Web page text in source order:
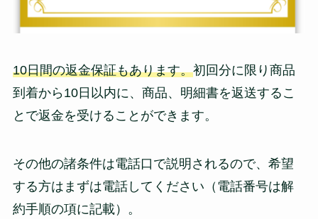
10日間の返金保証もあります。初回分に限り商品
到着から10日以内に、商品、明細書を返送するこ
とで返金を受けることができます。
その他の諸条件は電話口で説明されるので、希望
する方はまずは電話してください（電話番号は解
約手順の項に記載）。